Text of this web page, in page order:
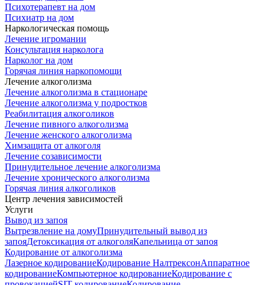
Психотерапевт на дом
Психиатр на дом
Наркологическая помощь
Лечение игромании
Консультация нарколога
Нарколог на дом
Горячая линия наркопомощи
Лечение алкоголизма
Лечение алкоголизма в стационаре
Лечение алкоголизма у подростков
Реабилитация алкоголиков
Лечение пивного алкоголизма
Лечение женского алкоголизма
Химзащита от алкоголя
Лечение созависимости
Принудительное лечение алкоголизма
Лечение хронического алкоголизма
Горячая линия алкоголиков
Центр лечения зависимостей
Услуги
Вывод из запоя
Вытрезвление на домуПринудительный вывод из
запояДетоксикация от алкоголяКапельница от запоя
Кодирование от алкоголизма
Лазерное кодированиеКодирование НалтрексонАппаратное
кодированиеКомпьютерное кодированиеКодирование с